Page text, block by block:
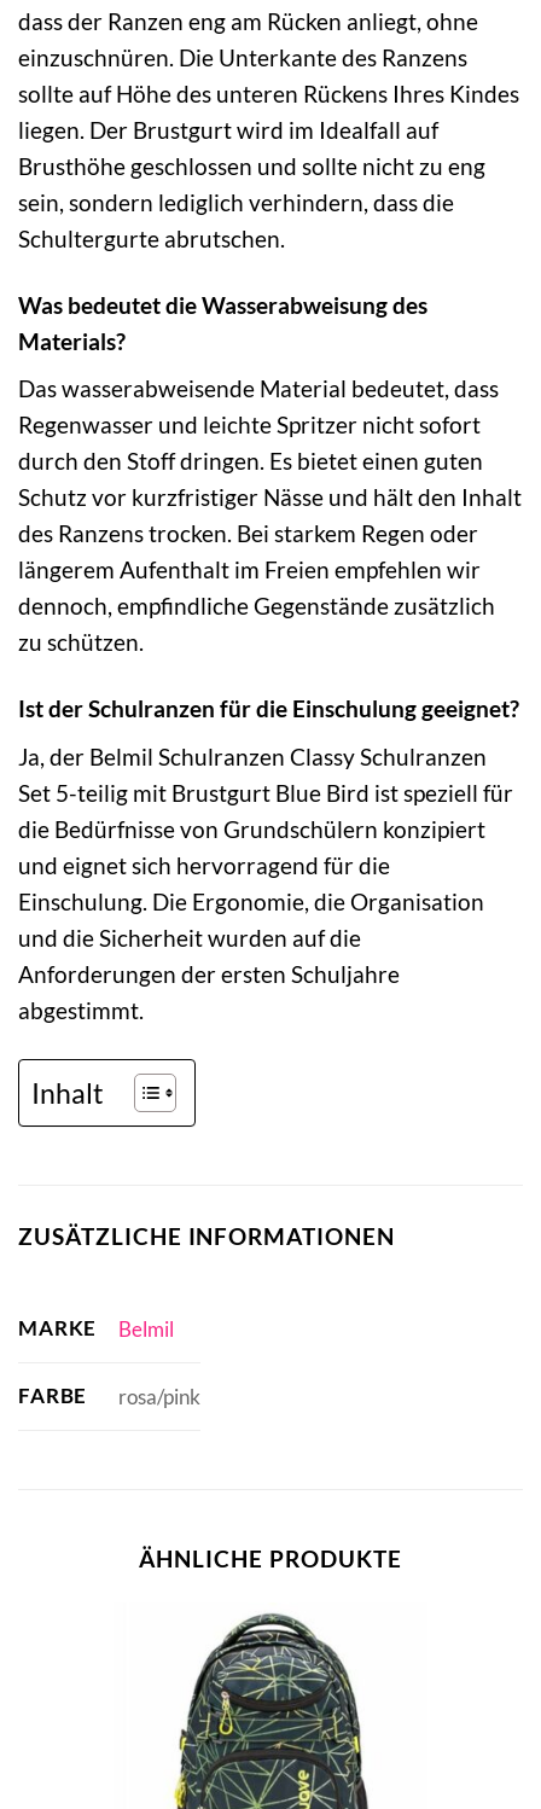
dass der Ranzen eng am Rücken anliegt, ohne
einzuschnüren. Die Unterkante des Ranzens
sollte auf Höhe des unteren Rückens Ihres Kindes
liegen. Der Brustgurt wird im Idealfall auf
Brusthöhe geschlossen und sollte nicht zu eng
sein, sondern lediglich verhindern, dass die
Schultergurte abrutschen.
Was bedeutet die Wasserabweisung des
Materials?
Das wasserabweisende Material bedeutet, dass
Regenwasser und leichte Spritzer nicht sofort
durch den Stoff dringen. Es bietet einen guten
Schutz vor kurzfristiger Nässe und hält den Inhalt
des Ranzens trocken. Bei starkem Regen oder
längerem Aufenthalt im Freien empfehlen wir
dennoch, empfindliche Gegenstände zusätzlich
zu schützen.
Ist der Schulranzen für die Einschulung geeignet?
Ja, der Belmil Schulranzen Classy Schulranzen
Set 5-teilig mit Brustgurt Blue Bird ist speziell für
die Bedürfnisse von Grundschülern konzipiert
und eignet sich hervorragend für die
Einschulung. Die Ergonomie, die Organisation
und die Sicherheit wurden auf die
Anforderungen der ersten Schuljahre
abgestimmt.
Inhalt
ZUSÄTZLICHE INFORMATIONEN
MARKE Belmil
FARBE rosa/pink
ÄHNLICHE PRODUKTE